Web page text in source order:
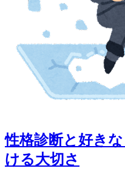
性格診断と好き
ける大切さ